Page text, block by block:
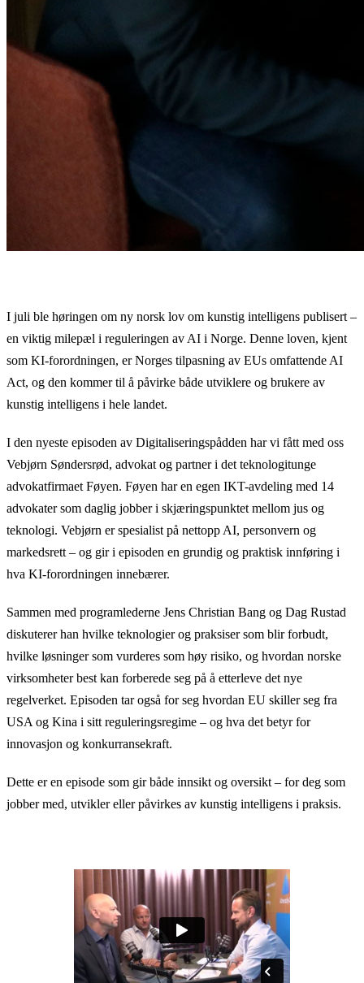
I juli ble høringen om ny norsk lov om kunstig intelligens publisert –
en viktig milepæl i reguleringen av AI i Norge. Denne loven, kjent
som KI-forordningen, er Norges tilpasning av EUs omfattende AI
Act, og den kommer til å påvirke både utviklere og brukere av
kunstig intelligens i hele landet.
I den nyeste episoden av Digitaliseringspådden har vi fått med oss
Vebjørn Søndersrød, advokat og partner i det teknologitunge
advokatfirmaet Føyen. Føyen har en egen IKT-avdeling med 14
advokater som daglig jobber i skjæringspunktet mellom jus og
teknologi. Vebjørn er spesialist på nettopp AI, personvern og
markedsrett – og gir i episoden en grundig og praktisk innføring i
hva KI-forordningen innebærer.
Sammen med programlederne Jens Christian Bang og Dag Rustad
diskuterer han hvilke teknologier og praksiser som blir forbudt,
hvilke løsninger som vurderes som høy risiko, og hvordan norske
virksomheter best kan forberede seg på å etterleve det nye
regelverket. Episoden tar også for seg hvordan EU skiller seg fra
USA og Kina i sitt reguleringsregime – og hva det betyr for
innovasjon og konkurransekraft.
Dette er en episode som gir både innsikt og oversikt – for deg som
jobber med, utvikler eller påvirkes av kunstig intelligens i praksis.